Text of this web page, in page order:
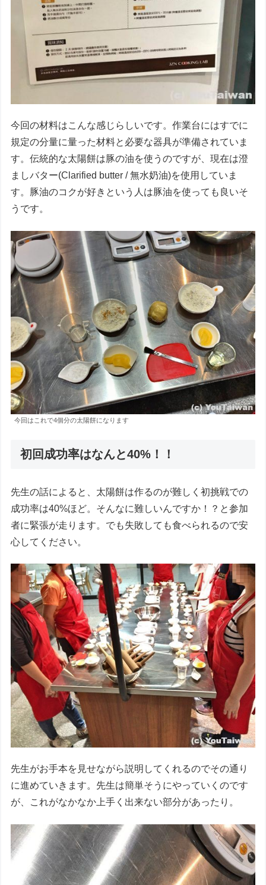
今回の材料はこんな感じらしいです。作業台にはすでに
規定の分量に量った材料と必要な器具が準備されていま
す。伝統的な太陽餅は豚の油を使うのですが、現在は澄
ましバター(Clarified butter / 無水奶油)を使用していま
す。豚油のコクが好きという人は豚油を使っても良いそ
うです。
今回はこれで4個分の太陽餅になります
初回成功率はなんと40%！！
先生の話によると、太陽餅は作るのが難しく初挑戦での
成功率は40%ほど。そんなに難しいんですか！？と参加
者に緊張が走ります。でも失敗しても食べられるので安
心してください。
先生がお手本を見せながら説明してくれるのでその通り
に進めていきます。先生は簡単そうにやっていくのです
が、これがなかなか上手く出来ない部分があったり。